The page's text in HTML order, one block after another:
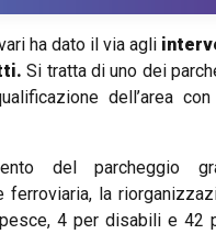
ha dato il via agli
Si tratta di uno dei
dell’area con
del parcheggio
ferroviaria, la
4 per disabili e 42